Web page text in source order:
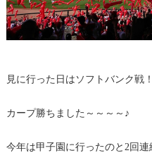
見に行った日はソフトバンク戦！
カープ勝ちました～～～～♪
今年は甲子園に行ったのと2回